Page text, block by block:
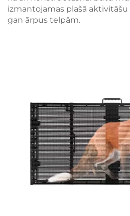
izmantojamas plašā
gan ārpus telpām.